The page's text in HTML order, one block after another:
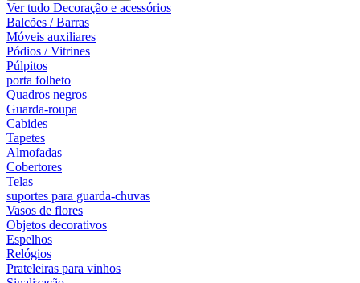
Ver tudo Decoração e acessórios
Balcões / Barras
Móveis auxiliares
Pódios / Vitrines
Púlpitos
porta folheto
Quadros negros
Guarda-roupa
Cabides
Tapetes
Almofadas
Cobertores
Telas
suportes para guarda-chuvas
Vasos de flores
Objetos decorativos
Espelhos
Relógios
Prateleiras para vinhos